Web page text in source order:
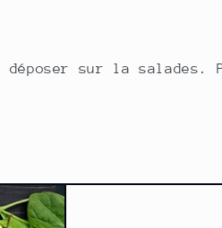
sur la salades.